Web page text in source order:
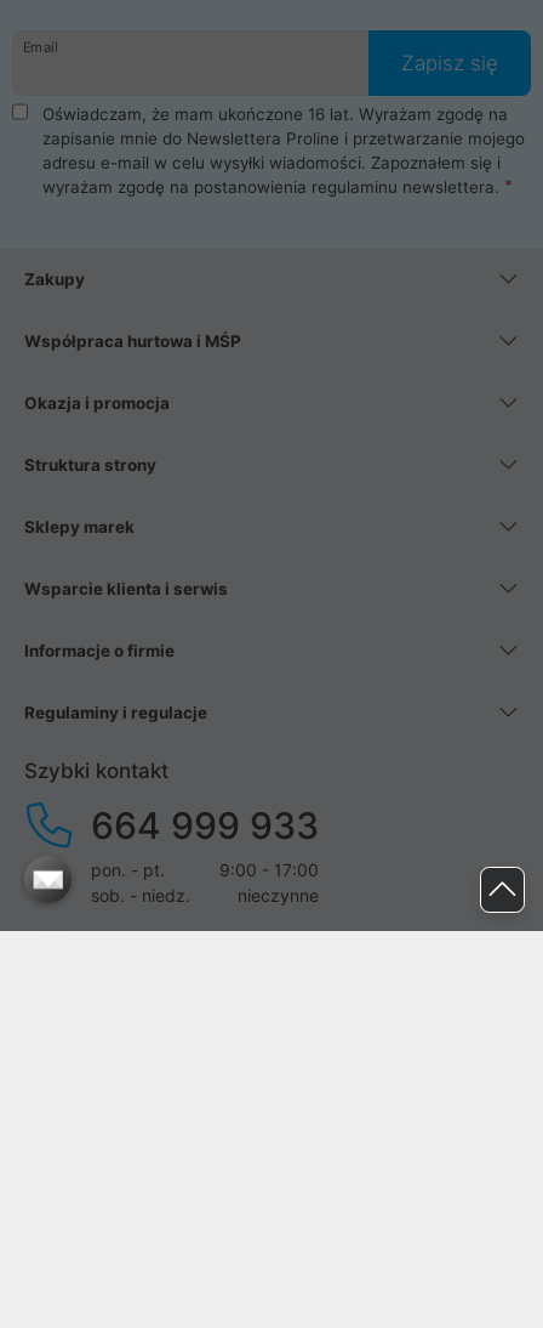
Email
Zapisz się
Oświadczam, że mam ukończone 16 lat. Wyrażam zgodę na
zapisanie mnie do Newslettera Proline i przetwarzanie mojego
adresu e-mail w celu wysyłki wiadomości. Zapoznałem się i
wyrażam zgodę na postanowienia regulaminu newslettera.
Zakupy
Współpraca hurtowa i MŚP
Okazja i promocja
Struktura strony
Sklepy marek
Wsparcie klienta i serwis
Informacje o firmie
Regulaminy i regulacje
Szybki kontakt
664 999 933
pon. - pt.
9:00 - 17:00
sob. - niedz.
nieczynne